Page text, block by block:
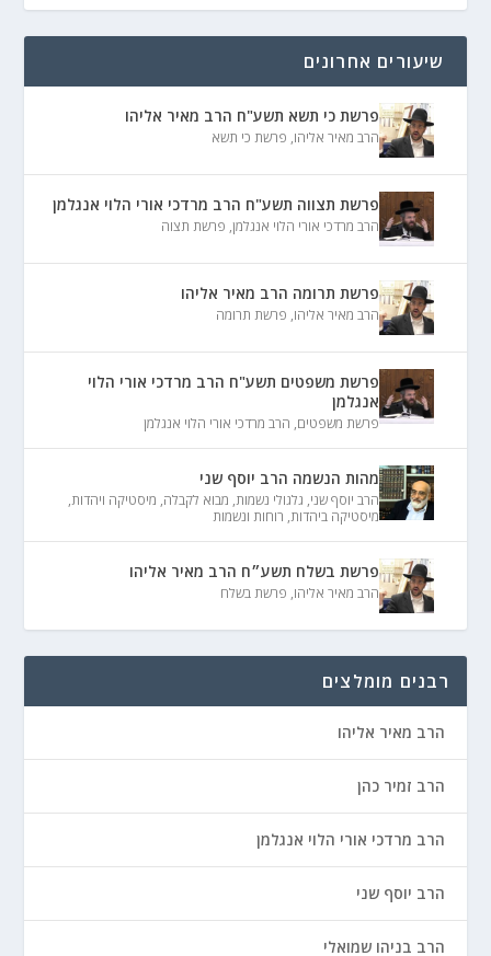
שיעורים אחרונים
פרשת כי תשא תשע"ח הרב מאיר אליהו
הרב מאיר אליהו, פרשת כי תשא
פרשת תצווה תשע"ח הרב מרדכי אורי הלוי אנגלמן
הרב מרדכי אורי הלוי אנגלמן, פרשת תצוה
פרשת תרומה הרב מאיר אליהו
הרב מאיר אליהו, פרשת תרומה
פרשת משפטים תשע"ח הרב מרדכי אורי הלוי
אנגלמן
פרשת משפטים, הרב מרדכי אורי הלוי אנגלמן
מהות הנשמה הרב יוסף שני
הרב יוסף שני, גלגולי נשמות, מבוא לקבלה, מיסטיקה ויהדות,
מיסטיקה ביהדות, רוחות ונשמות
פרשת בשלח תשע״ח הרב מאיר אליהו
הרב מאיר אליהו, פרשת בשלח
רבנים מומלצים
הרב מאיר אליהו
הרב זמיר כהן
הרב מרדכי אורי הלוי אנגלמן
הרב יוסף שני
הרב בניהו שמואלי